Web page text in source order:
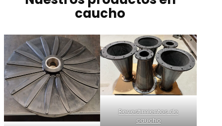
caucho
Revestimientos de
caucho